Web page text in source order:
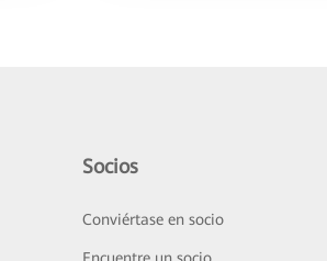
Socios
Conviértase en socio